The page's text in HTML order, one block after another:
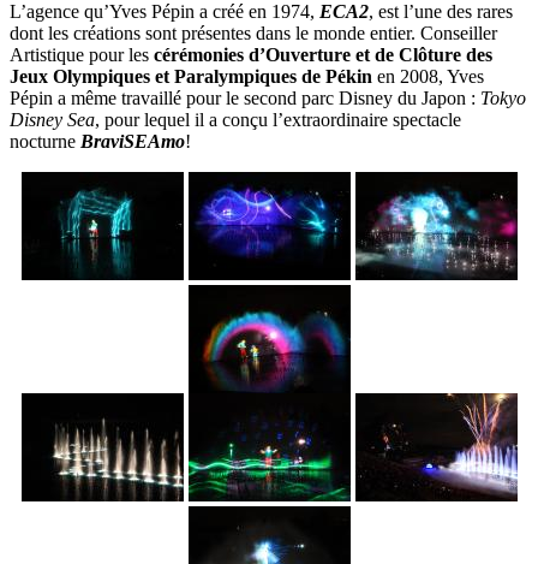
L’agence qu’Yves Pépin a créé en 1974, ECA2, est l’une des rares
dont les créations sont présentes dans le monde entier. Conseiller
Artistique pour les cérémonies d’Ouverture et de Clôture des
Jeux Olympiques et Paralympiques de Pékin en 2008, Yves
Pépin a même travaillé pour le second parc Disney du Japon : Tokyo
Disney Sea, pour lequel il a conçu l’extraordinaire spectacle
nocturne BraviSEAmo!